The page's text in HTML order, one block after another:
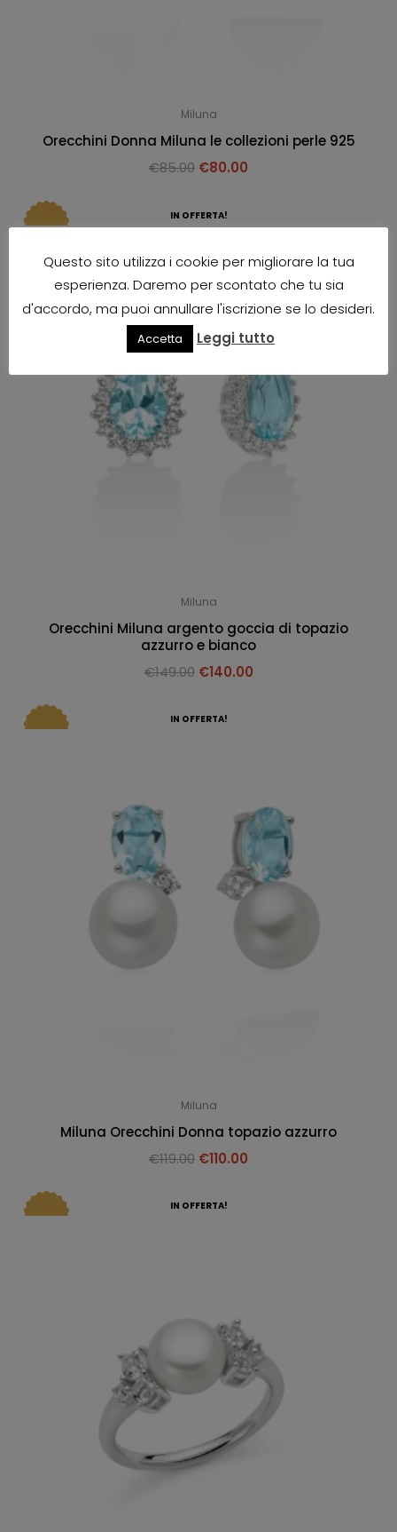
Miluna
Orecchini Donna Miluna le collezioni perle 925
€85.00 €80.00
IN OFFERTA!
Miluna
Orecchini Miluna argento goccia di topazio
azzurro e bianco
€149.00 €140.00
IN OFFERTA!
Miluna
Miluna Orecchini Donna topazio azzurro
€119.00 €110.00
IN OFFERTA!
Questo sito utilizza i cookie per migliorare la tua
esperienza. Daremo per scontato che tu sia
d'accordo, ma puoi annullare l'iscrizione se lo desideri.
Accetta Leggi tutto